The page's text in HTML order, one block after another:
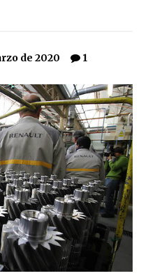
2022
League en Sevilla | Más de
encargarán de la seguridad
2022
al
de
esquiva su liquidación al
seis millones de euros a la
2022
de 2020 1